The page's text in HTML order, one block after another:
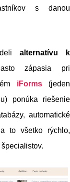
s danou
alternatívu k
zápasia pri
iForms (jeden
ponúka riešenie
automatické
to všetko rýchlo,